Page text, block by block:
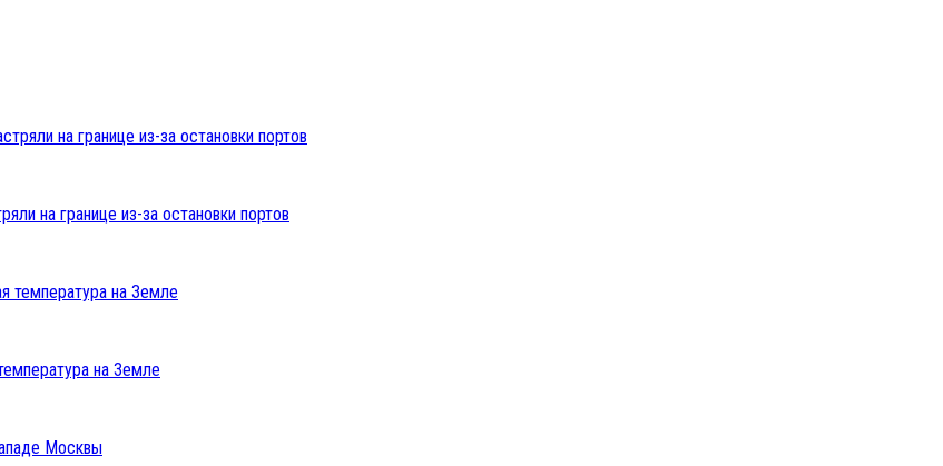
на границе из-за остановки портов
на Земле